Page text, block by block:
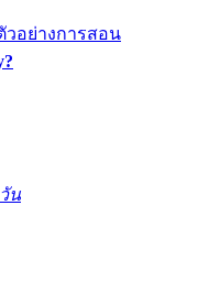
วอย่างการสอน
น